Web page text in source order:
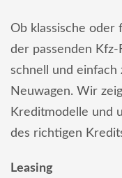
Ob klassische
der passenden Kfz-
schnell und
Neuwagen. Wir
Kreditmodelle und
des richtigen
Leasing